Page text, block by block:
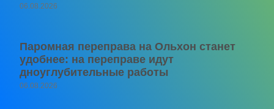
06.08.2026
Паромная переправа на Ольхон станет
удобнее: на переправе идут
дноуглубительные работы
06.08.2026